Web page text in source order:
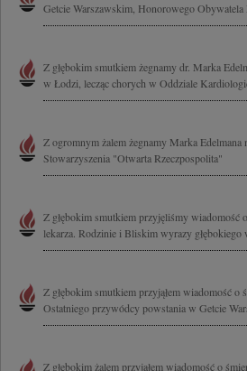
Getcie Warszawskim, Honorowego
Z głębokim smutkiem żegnamy dr. Marka
w Łodzi, lecząc chorych w Oddziale
Z ogromnym żalem żegnamy Marka
Stowarzyszenia "Otwarta Rzeczpospolita"
Z głębokim smutkiem przyjęliśmy
lekarza. Rodzinie i Bliskim wyrazy głębokiego
Z głębokim smutkiem przyjąłem wiadomość
Ostatniego przywódcy powstania w Getcie
Z głębokim żalem przyjąłem wiadomość o